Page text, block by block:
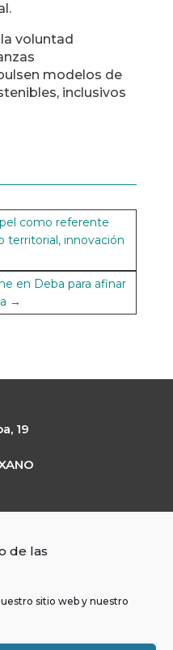
de las
sitio web y nuestro
voluntad
modelos de
inclusivos
como referente
territorial, innovación
en Deba para afinar
→
19